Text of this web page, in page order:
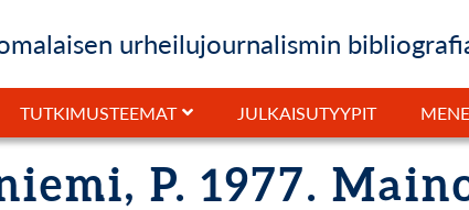
urheilujournalismin
TUTKIMUSTEEMAT JULKAISUTYYPIT
P. 1977.